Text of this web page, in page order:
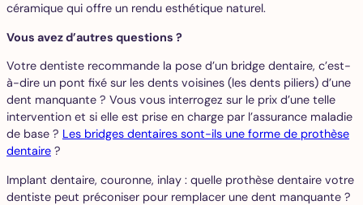
céramique qui offre un rendu esthétique naturel.
Vous avez d’autres questions ?
Votre dentiste recommande la pose d’un bridge dentaire, c’est-
à-dire un pont fixé sur les dents voisines (les dents piliers) d’une
dent manquante ? Vous vous interrogez sur le prix d’une telle
intervention et si elle est prise en charge par l’assurance maladie
de base ? Les bridges dentaires sont-ils une forme de prothèse
dentaire ?
Implant dentaire, couronne, inlay : quelle prothèse dentaire votre
dentiste peut préconiser pour remplacer une dent manquante ?